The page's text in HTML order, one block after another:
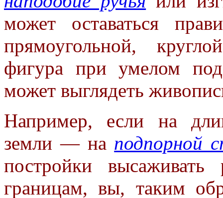
может оставаться
прямоугольной,
фигура при умелом
может выглядеть
Например, если на
земли — на подпорной
постройки высаживать
границам, вы, таким